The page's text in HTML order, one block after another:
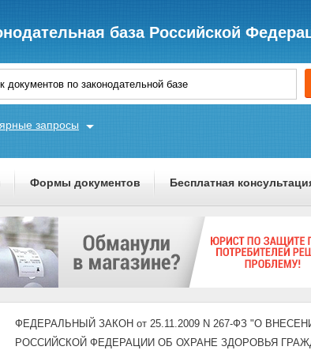
база Российской
запросы
Формы документов Бесплатная
ФЕДЕРАЛЬНЫЙ ЗАКОН от 25.11.2009 N 267-ФЗ "О
РОССИЙСКОЙ ФЕДЕРАЦИИ ОБ ОХРАНЕ ЗДОРОВЬЯ